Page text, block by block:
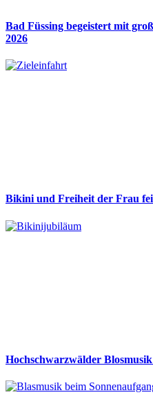
Bad Füssing begeistert mit
2026
Bikini und Freiheit der Frau
Hochschwarzwälder